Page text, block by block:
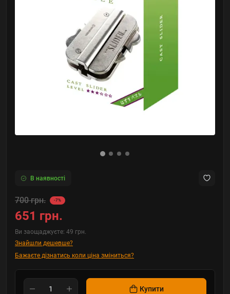
В наявності
700 грн. -7%
651 грн.
Ви заощаджуєте: 49 грн.
Знайшли дешевше?
Бажаєте дізнатись коли ціна зміниться?
Купити